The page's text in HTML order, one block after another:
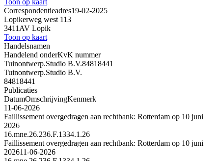
Correspondentieadres19-02-2025
Lopikerweg west 113
3411AV Lopik
Toon op kaart
Handelsnamen
Handelend onderKvK nummer
Tuinontwerp.Studio B.V.84818441
Tuinontwerp.Studio B.V.
84818441
Publicaties
DatumOmschrijvingKenmerk
11-06-2026
Faillissement overgedragen aan rechtbank: Rotterdam op 10 juni
2026
16.mne.26.236.F.1334.1.26
Faillissement overgedragen aan rechtbank: Rotterdam op 10 juni
202611-06-2026